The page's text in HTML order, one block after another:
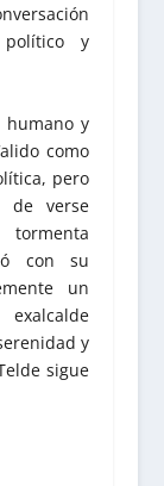
político y
humano y
como
pero
de verse
con su
un
y
sigue